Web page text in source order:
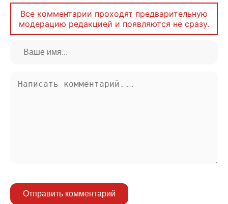
Все комментарии проходят предварительную
модерацию редакцией и появляются не сразу.
Отправить комментарий